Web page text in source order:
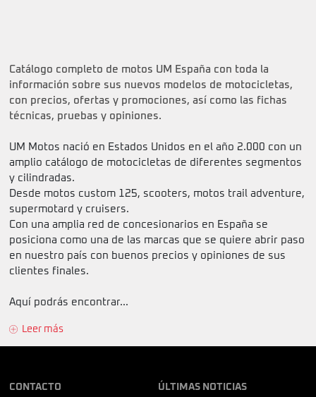
Catálogo completo de motos UM España con toda la
información sobre sus nuevos modelos de motocicletas,
con precios, ofertas y promociones, así como las fichas
técnicas, pruebas y opiniones.
UM Motos nació en Estados Unidos en el año 2.000 con un
amplio catálogo de motocicletas de diferentes segmentos
y cilindradas.
Desde motos custom 125, scooters, motos trail adventure,
supermotard y cruisers.
Con una amplia red de concesionarios en España se
posiciona como una de las marcas que se quiere abrir paso
en nuestro país con buenos precios y opiniones de sus
clientes finales.
Aquí podrás encontrar...
Leer más
CONTACTO ÚLTIMAS NOTICIAS